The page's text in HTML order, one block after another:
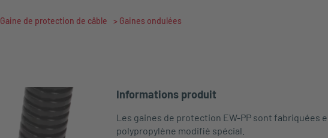
Gaine de protection de câble > Gaines ondulées
Informations produit
Les gaines de protection EW-PP sont fabriquées
polypropylène modifié spécial.